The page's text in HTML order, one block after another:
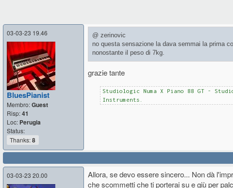
03-03-23 19.46
BluesPianist
Membro:Guest
Risp:41
Loc: Perugia
Status:
Thanks:8
@ zerinovic
no questa sensazione la dava semmai la prima
nonostante il peso di 7kg.
grazie tante
Studiologic Numa X Piano 88 GT -
Instruments.
03-03-23 20.00
Allora, se devo essere sincero... Non dà
che scommetti che ti porterai su e giù per